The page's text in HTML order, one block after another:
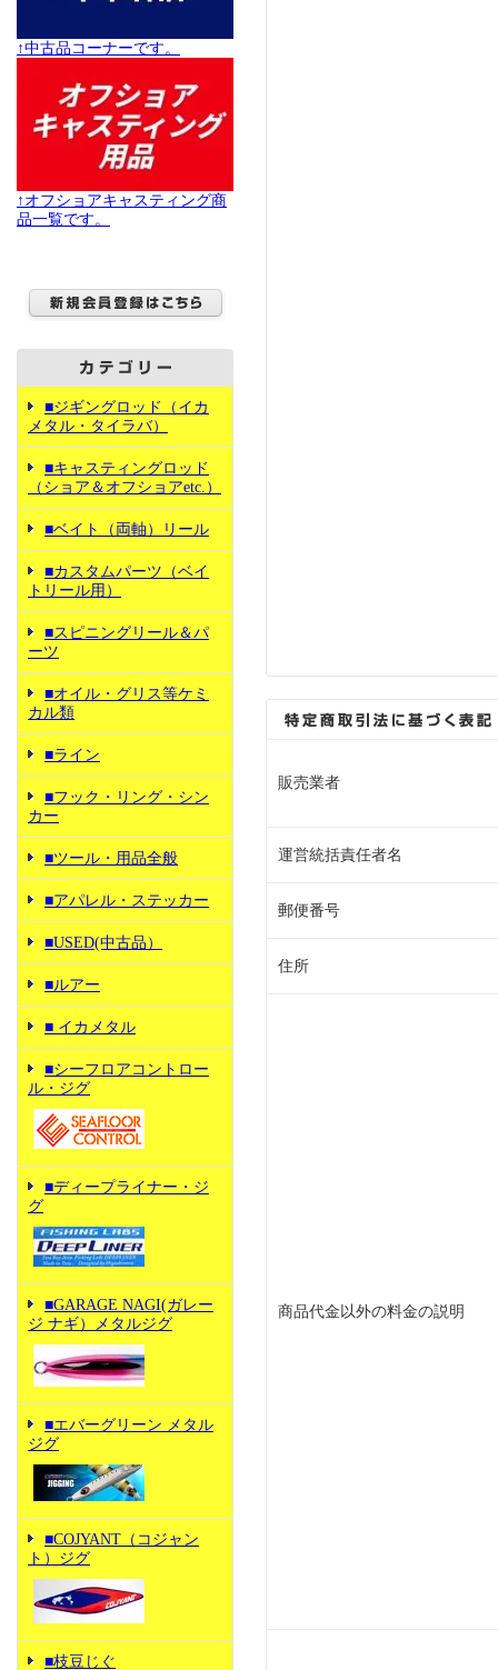
↑中古品コーナーです。
↑オフショアキャスティング商
品一覧です。
■ジギングロッド（イカ
メタル・タイラバ）
■キャスティングロッド
（ショア＆オフショアetc.）
■ベイト（両軸）リール
■カスタムパーツ（ベイ
トリール用）
■スピニングリール＆パ
ーツ
■オイル・グリス等ケミ
カル類
■ライン
■フック・リング・シン
カー
■ツール・用品全般
■アパレル・ステッカー
■USED(中古品）
■ルアー
■ イカメタル
■シーフロアコントロー
ル・ジグ
■ディープライナー・ジ
グ
■GARAGE NAGI(ガレー
ジ ナギ）メタルジグ
■エバーグリーン メタル
ジグ
■COJYANT（コジャン
ト）ジグ
■枝豆じぐ
販売業者
運営統括責任者名
郵便番号
住所
商品代金以外の料金の説明